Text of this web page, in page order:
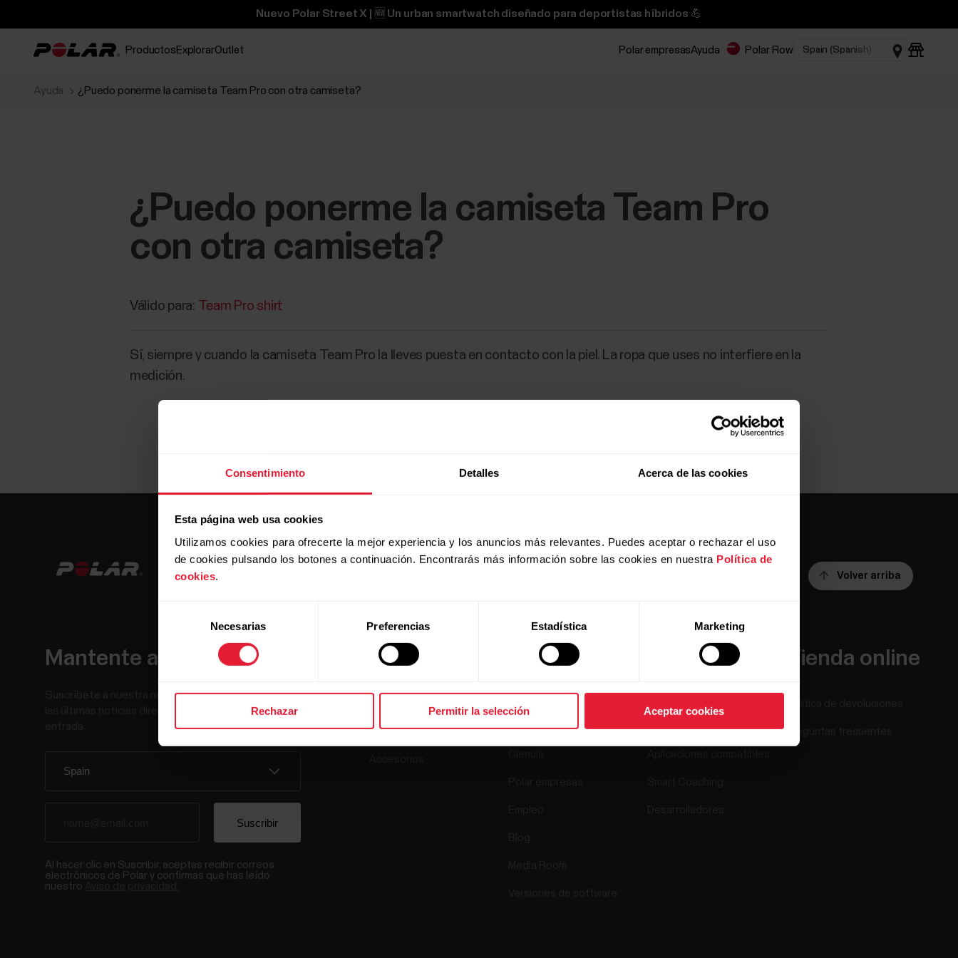
Consentimiento Detalles Acerca de las cookies
Esta página web usa cookies
Utilizamos cookies para ofrecerte la mejor experiencia y los anuncios más relevantes. Puedes aceptar o rechazar el uso
de cookies pulsando los botones a continuación. Encontrarás más información sobre las cookies en nuestra Política de
cookies.
consentimiento
Necesarias Preferencias Estadística Marketing
Rechazar Permitir la selección Aceptar cookies
Nuevo Polar Street X | 🆕 Un urban smartwatch diseñado para deportistas híbridos 💪
Productos ExplorarOutlet Polar empresasAyuda Polar Flow
Ayuda ¿Puedo ponerme la camiseta Team Pro con otra camiseta?
¿Puedo ponerme la camiseta Team Pro
con otra camiseta?
Válido para: Team Pro shirt
Sí, siempre y cuando la camiseta Team Pro la lleves puesta en contacto con la piel. La ropa que uses no interfiere en la
medición.
Volver arriba
Mantente al día.
Suscríbete a nuestra newsletter y recibe
las últimas noticias directamente en tu bandeja de
Al hacer clic en Suscribir, aceptas recibir correos
electrónicos de Polar y confirmas que has leído
nuestro
Productos
Sensores
Acerca de
Quiénes somos
Apps y
Polar Flow
Tienda online